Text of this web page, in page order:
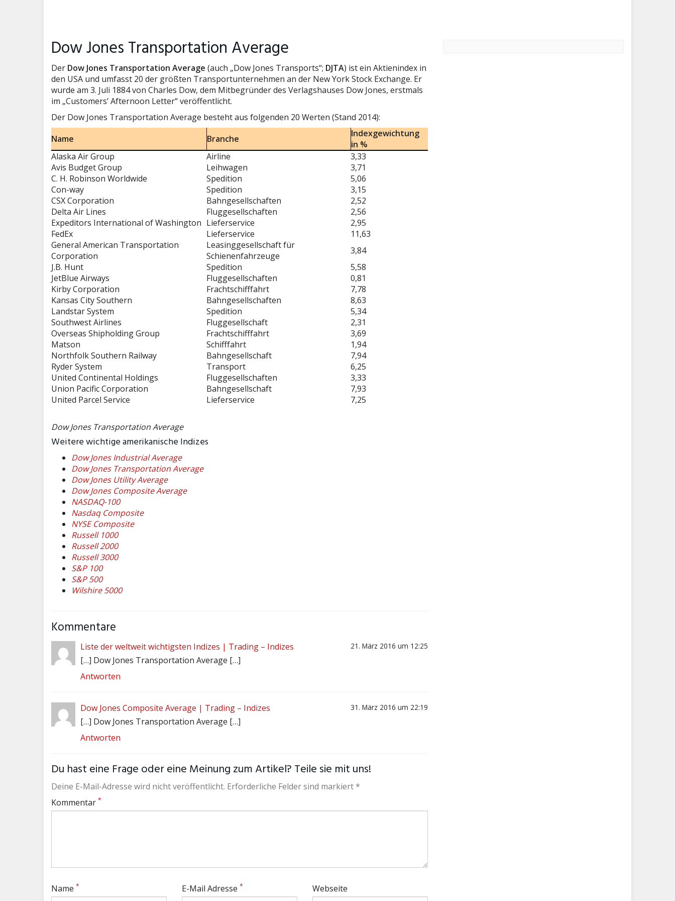
Dow Jones Transportation Average
Der Dow Jones Transportation Average (auch „Dow Jones Transports“; DJTA) ist ein Aktienindex in
den USA und umfasst 20 der größten Transportunternehmen an der New York Stock Exchange. Er
wurde am 3. Juli 1884 von Charles Dow, dem Mitbegründer des Verlagshauses Dow Jones, erstmals
im „Customers’ Afternoon Letter“ veröffentlicht.
Der Dow Jones Transportation Average besteht aus folgenden 20 Werten (Stand 2014):
Name
Branche
Indexgewichtung
in %
Alaska Air Group
Airline
3,33
Avis Budget Group
Leihwagen
3,71
C. H. Robinson Worldwide
Spedition
5,06
Con-way
Spedition
3,15
CSX Corporation
Bahngesellschaften
2,52
Delta Air Lines
Fluggesellschaften
2,56
Expeditors International of Washington Lieferservice
2,95
FedEx
Lieferservice
11,63
General American Transportation
Corporation
Leasinggesellschaft für
Schienenfahrzeuge
3,84
J.B. Hunt
Spedition
5,58
JetBlue Airways
Fluggesellschaften
0,81
Kirby Corporation
Frachtschifffahrt
7,78
Kansas City Southern
Bahngesellschaften
8,63
Landstar System
Spedition
5,34
Southwest Airlines
Fluggesellschaft
2,31
Overseas Shipholding Group
Frachtschifffahrt
3,69
Matson
Schifffahrt
1,94
Northfolk Southern Railway
Bahngesellschaft
7,94
Ryder System
Transport
6,25
United Continental Holdings
Fluggesellschaften
3,33
Union Pacific Corporation
Bahngesellschaft
7,93
United Parcel Service
Lieferservice 7,25
Dow Jones Transportation Average
Weitere wichtige amerikanische Indizes
Dow Jones Industrial Average
Dow Jones Transportation Average
Dow Jones Utility Average
Dow Jones Composite Average
NASDAQ-100
Nasdaq Composite
NYSE Composite
Russell 1000
Russell 2000
Russell 3000
S&P 100
S&P 500
Wilshire 5000
Kommentare
Liste der weltweit wichtigsten Indizes | Trading – Indizes 21. März 2016 um 12:25
[…] Dow Jones Transportation Average […]
Antworten
Dow Jones Composite Average | Trading – Indizes 31. März 2016 um 22:19
[…] Dow Jones Transportation Average […]
Antworten
Du hast eine Frage oder eine Meinung zum Artikel? Teile sie mit uns!
Deine E-Mail-Adresse wird nicht veröffentlicht. Erforderliche Felder sind markiert *
Kommentar *
Name * E-Mail Adresse * Webseite